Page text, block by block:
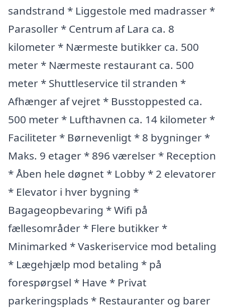
sandstrand * Liggestole med madrasser *
Parasoller * Centrum af Lara ca. 8
kilometer * Nærmeste butikker ca. 500
meter * Nærmeste restaurant ca. 500
meter * Shuttleservice til stranden *
Afhænger af vejret * Busstoppested ca.
500 meter * Lufthavnen ca. 14 kilometer *
Faciliteter * Børnevenligt * 8 bygninger *
Maks. 9 etager * 896 værelser * Reception
* Åben hele døgnet * Lobby * 2 elevatorer
* Elevator i hver bygning *
Bagageopbevaring * Wifi på
fællesområder * Flere butikker *
Minimarked * Vaskeriservice mod betaling
* Lægehjælp mod betaling * på
forespørgsel * Have * Privat
parkeringsplads * Restauranter og barer